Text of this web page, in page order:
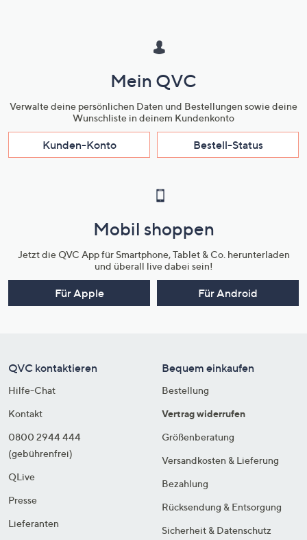
Mein QVC
Verwalte deine persönlichen Daten und Bestellungen sowie deine
Wunschliste in deinem Kundenkonto
Kunden-Konto Bestell-Status
Mobil shoppen
Jetzt die QVC App für Smartphone, Tablet & Co. herunterladen
und überall live dabei sein!
Für Apple Für Android
QVC kontaktieren
Hilfe-Chat
Kontakt
0800 2944 444
(gebührenfrei)
QLive
Presse
Lieferanten
Bequem einkaufen
Bestellung
Vertrag widerrufen
Größenberatung
Versandkosten & Lieferung
Bezahlung
Rücksendung & Entsorgung
Sicherheit & Datenschutz